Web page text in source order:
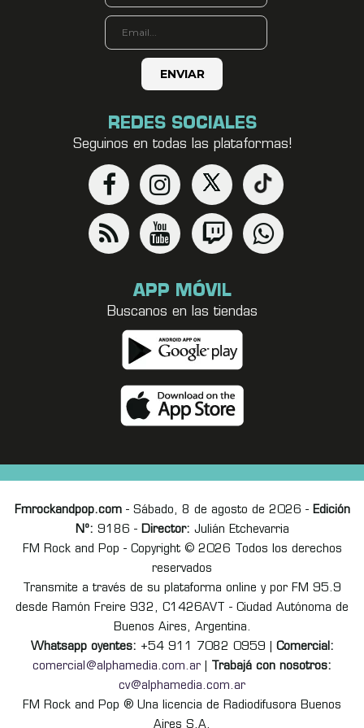
REDES SOCIALES
Seguinos en todas las plataformas!
APP MÓVIL
Buscanos en las tiendas
Fmrockandpop.com- Sábado, 8 de agosto de 2026 - Edición
Nº: 9186 - Director: Julián Etchevarria
FM Rock and Pop - Copyright © 2026 Todos los derechos
reservados
Transmite a través de su plataforma online y por FM 95.9
desde Ramón Freire 932, C1426AVT - Ciudad Autónoma de
Buenos Aires, Argentina.
Whatsapp oyentes: +54 911 7082 0959 | Comercial:
comercial@alphamedia.com.ar
Trabajá con nosotros:
cv@alphamedia.com.ar
FM Rock and Pop ® Una licencia de Radiodifusora Buenos
Aires S.A.